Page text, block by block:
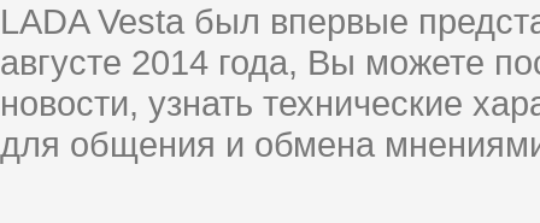
LADA Vesta был впервые
августе 2014 года, Вы можете
новости, узнать технические
для общения и обмена